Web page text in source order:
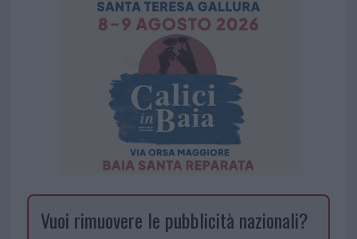
Vuoi rimuovere le pubblicità nazionali?